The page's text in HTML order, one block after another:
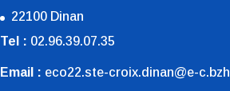
22100 Dinan
Tel : 02.96.39.07.35
Email : eco22.ste-croix.dinan@e-c.bzh